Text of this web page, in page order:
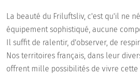
La beauté du Friluftsliv, c'est qu'il ne
équipement sophistiqué, aucune
Il suffit de ralentir, d'observer, de
Nos territoires français, dans leur
offrent mille possibilités de vivre cette